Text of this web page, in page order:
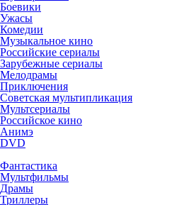
Боевики
Ужасы
Комедии
Музыкальное кино
Российские сериалы
Зарубежные сериалы
Мелодрамы
Приключения
Советская мультипликация
Мультсериалы
Российское кино
Анимэ
DVD
Фантастика
Мультфильмы
Драмы
Триллеры